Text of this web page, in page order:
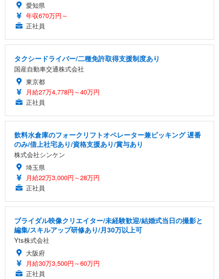
愛知県
年収670万円～
正社員
タクシードライバー/二種免許取得支援制度あり
国産自動車交通株式会社
東京都
月給27万4,778円～40万円
正社員
飲料水倉庫のフォークリフトオペレーター兼ピッキング 遅番
のみ/借上社宅あり/資格支援あり/賞与あり
株式会社シンケン
埼玉県
月給22万3,000円～28万円
正社員
ブライダル映像クリエイター/未経験歓迎/結婚式当日の撮影と
編集/スキルアップ研修あり/月30万以上可
Yts株式会社
大阪府
月給30万3,500円～60万円
正社員